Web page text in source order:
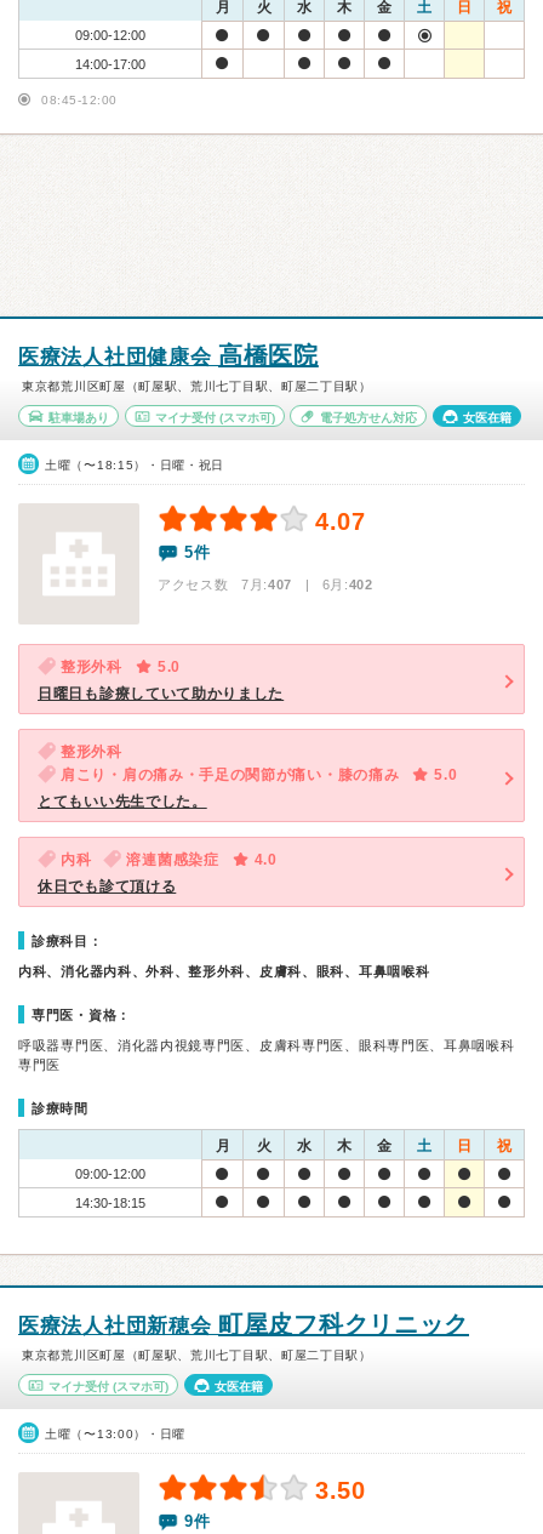
月 火 水 木 金 土 日 祝
09:00-12:00
14:00-17:00
08:45-12:00
医療法人社団健康会 高橋医院
東京都荒川区町屋（町屋駅、荒川七丁目駅、町屋二丁目駅）
駐車場あり マイナ受付(スマホ可) 電子処方せん対応 女医在籍
土曜（〜18:15）・日曜・祝日
4.07
5件
アクセス数 7月:407 | 6月:402
整形外科
5.0
日曜日も診療していて助かりました
整形外科
肩こり・肩の痛み・手足の関節が痛い・膝の痛み
5.0
とてもいい先生でした。
内科 溶連菌感染症
4.0
休日でも診て頂ける
診療科目：
内科、消化器内科、外科、整形外科、皮膚科、眼科、耳鼻咽喉科
専門医・資格：
呼吸器専門医、消化器内視鏡専門医、皮膚科専門医、眼科専門医、耳鼻咽喉科
専門医
診療時間
月 火 水 木 金 土 日 祝
09:00-12:00
14:30-18:15
医療法人社団新穂会 町屋皮フ科クリニック
東京都荒川区町屋（町屋駅、荒川七丁目駅、町屋二丁目駅）
マイナ受付 (スマホ可) 女医在籍
土曜（〜13:00）・日曜
3.50
9件